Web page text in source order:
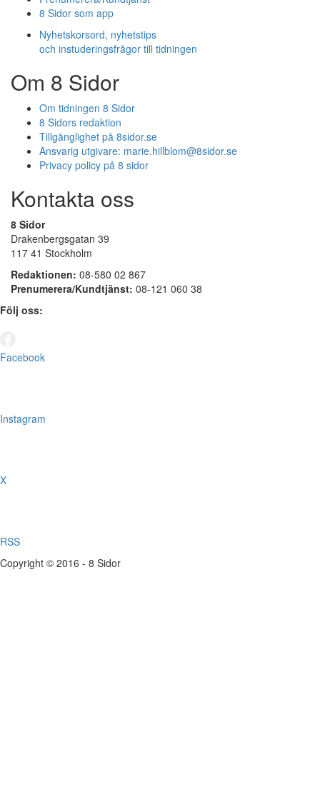
8 Sidor som app
Nyhetskorsord, nyhetstips
och instuderingsfrågor till tidningen
Om 8 Sidor
Om tidningen 8 Sidor
8 Sidors redaktion
Tillgänglighet på 8sidor.se
Ansvarig utgivare: marie.hillblom@8sidor.se
Privacy policy på 8 sidor
Kontakta oss
8 Sidor
Drakenbergsgatan 39
117 41 Stockholm
Redaktionen: 08-580 02 867
Prenumerera/Kundtjänst: 08-121 060 38
Följ oss:
Facebook
Instagram
X
RSS
Copyright © 2016 - 8 Sidor